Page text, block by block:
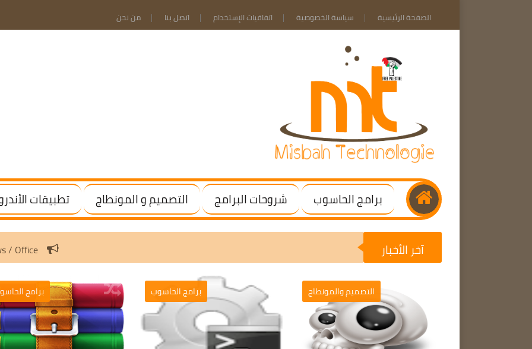
الصفحة الرئيسية سياسة الخصوصية اتفاقيات الإستخدام اتصل بنا من نحن
برامج الحاسوب شروحات البرامج التصميم و المونطاج تطبيقات
آخر الأخبار Windows / Office
برامج التصميم والمونطاج التصميم والمونطاج